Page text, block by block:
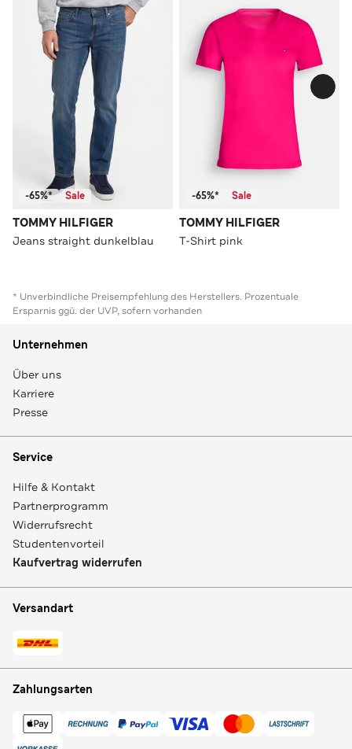
-65%* Sale
TOMMY HILFIGER
Jeans straight dunkelblau
-65%* Sale
TOMMY HILFIGER
T-Shirt pink
* Unverbindliche Preisempfehlung des Herstellers. Prozentuale
Ersparnis ggü. der UVP, sofern vorhanden
Unternehmen
Über uns
Karriere
Presse
Service
Hilfe & Kontakt
Partnerprogramm
Widerrufsrecht
Studentenvorteil
Kaufvertrag widerrufen
Versandart
Zahlungsarten